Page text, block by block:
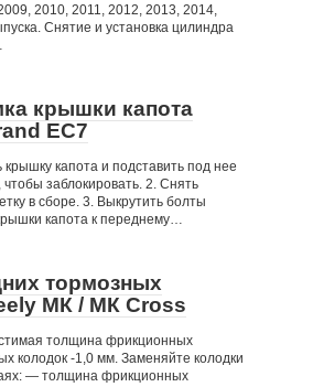
2010, 2011, 2012, 2013, 2014,
Снятие и установка цилиндра
крышки капота
EC7
капота и подставить под нее
заблокировать. 2. Снять
в сборе. 3. Выкрутить болты
капота к переднему…
тормозных
МК / МК Cross
толщина фрикционных
колодок -1,0 мм. Заменяйте колодки
— толщина фрикционных